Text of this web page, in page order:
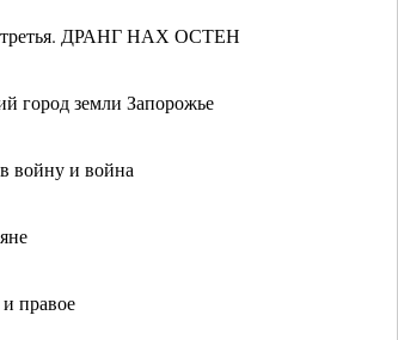
третья. ДРАНГ НАХ ОСТЕН
город земли Запорожье
войну и война
правое